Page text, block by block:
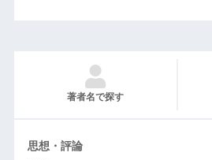
著者名で探す
思想・評論